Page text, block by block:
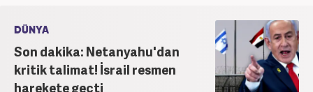
yazıları yazdım. 2022 yılından bu yana Haber7
bünyesinde başlıca gündem, siyaset, dünya,
ekonomi kategorileri olmak üzere çok sayıda haber,
grafik ve video hazırladım. Kariyerime Haber7'de
DÜNYA
Son dakika: Netanyahu'dan
kritik talimat! İsrail resmen
harekete geçti